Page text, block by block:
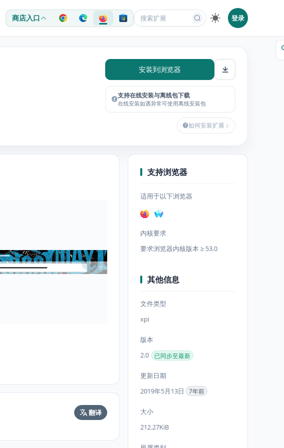
商店入口 登录
安装到浏览器
支持在线安装与离线包下载
在线安装如遇异常可使用离线安装包
如何安装扩展
翻译
支持浏览器
适用于以下浏览器
内核要求
要求浏览器内核版本 ≥ 53.0
其他信息
文件类型
xpi
版本
2.0
已同步至最新
更新日期
2019年5月13日
7年前
大小
212.27KiB